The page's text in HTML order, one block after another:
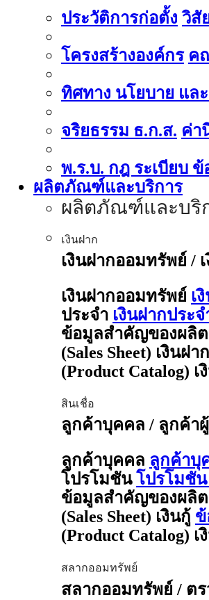
ประวัติการก่อตั้ง วิสั
โครงสร้างองค์กร ค
ทิศทาง นโยบาย แล
จริยธรรม ธ.ก.ส. ค่า
พ.ร.บ. กฎ ระเบียบ
ผลิตภัณฑ์และบริการ
ผลิตภัณฑ์และบริ
เงินฝาก
เงินฝากออมทรัพย์ /
เงินฝากออมทรัพย์ เ
ประจำ เงินฝากประจ
ข้อมูลสำคัญของผลิ
(Sales Sheet) เงินฝาก
(Product Catalog) เ
สินเชื่อ
ลูกค้าบุคคล / ลูกค้า
ลูกค้าบุคคล ลูกค้าบุ
โปรโมชัน โปรโมชั
ข้อมูลสำคัญของผลิ
(Sales Sheet) เงินกู้ ข้
(Product Catalog) เ
สลากออมทรัพย์
สลากออมทรัพย์ / ตร